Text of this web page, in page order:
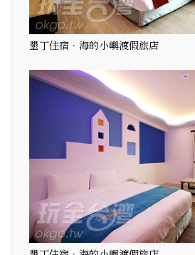
墾丁住宿．海的小嶼渡假旅店